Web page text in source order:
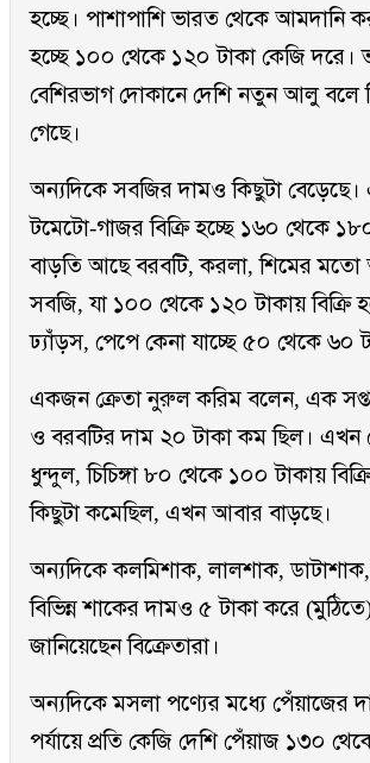
হচ্ছে। পাশাপাশি ভারত থেকে আমদানি
হচ্ছে ১০০ থেকে ১২০ টাকা কেজি
বেশিরভাগ দোকানে দেশি নতুন আলু বলে
গেছে।
অন্যদিকে সবজির দামও কিছুটা বেড়েছে।
টমেটো-গাজর বিক্রি হচ্ছে ১৬০ থেকে
বাড়তি আছে বরবটি, করলা, শিমের
সবজি, যা ১০০ থেকে ১২০ টাকায় বিক্রি
ঢ্যাঁড়স, পেপে কেনা যাচ্ছে ৫০ থেকে ৬০
একজন ক্রেতা নুরুল করিম বলেন, এক
ও বরবটির দাম ২০ টাকা কম ছিল। এখন
ধুন্দুল, চিচিঙ্গা ৮০ থেকে ১০০ টাকায়
কিছুটা কমেছিল, এখন আবার বাড়ছে।
অন্যদিকে কলমিশাক, লালশাক,
বিভিন্ন শাকের দামও ৫ টাকা করে
জানিয়েছেন বিক্রেতারা।
অন্যদিকে মসলা পণ্যের মধ্যে পেঁয়াজের
পর্যায়ে প্রতি কেজি দেশি পেঁয়াজ ১৩০